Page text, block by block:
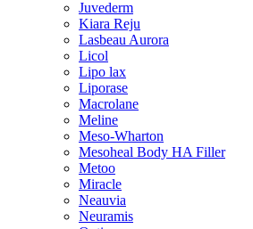
Juvederm
Kiara Reju
Lasbeau Aurora
Licol
Lipo lax
Liporase
Macrolane
Meline
Meso-Wharton
Mesoheal Body HA Filler
Metoo
Miracle
Neauvia
Neuramis